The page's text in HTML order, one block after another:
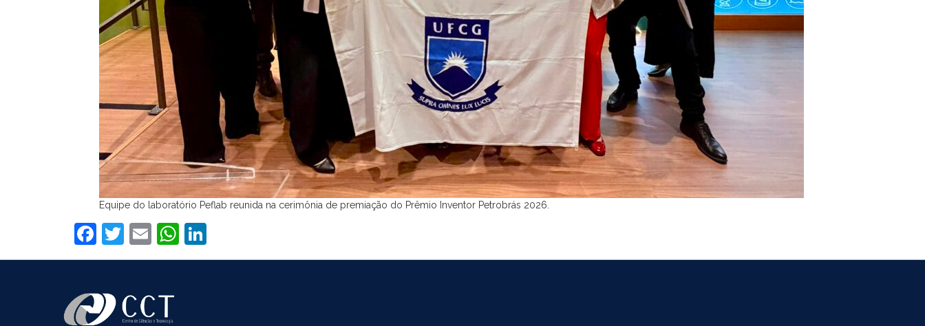
Equipe do laboratório Peflab reunida na cerimônia de premiação do Prêmio Inventor Petrobrás 2026.
Facebook
Twitter
EmailWhatsApp